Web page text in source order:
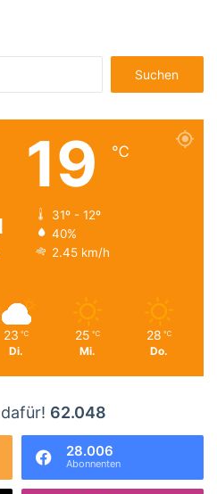
nach:
19 ℃
31º - 12º
40%
2.45 km/h
23 ℃
Di.
25 ℃
Mi.
28 ℃
Do.
62.048
28.006
Abonnenten